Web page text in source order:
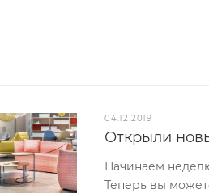
04.12.2019
Открыли
Начинаем
Теперь вы